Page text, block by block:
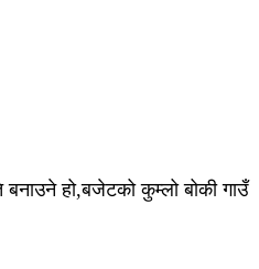
बनाउने हो,बजेटको कुम्लो बोकी गाउँ